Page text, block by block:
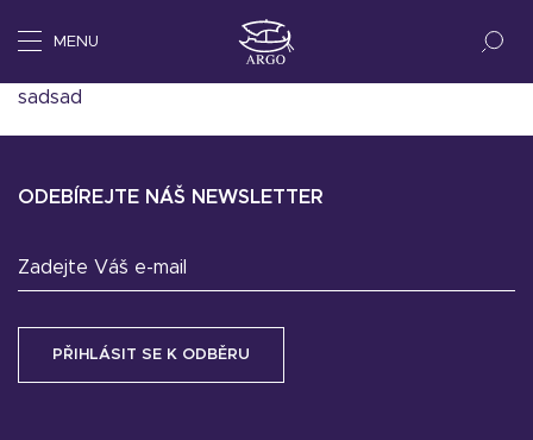
MENU
sadsad
ODEBÍREJTE NÁŠ NEWSLETTER
Zadejte Váš e-mail